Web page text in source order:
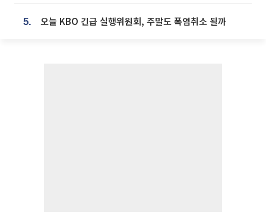
5. 오늘 KBO 긴급 실행위원회, 주말도 폭염취소 될까